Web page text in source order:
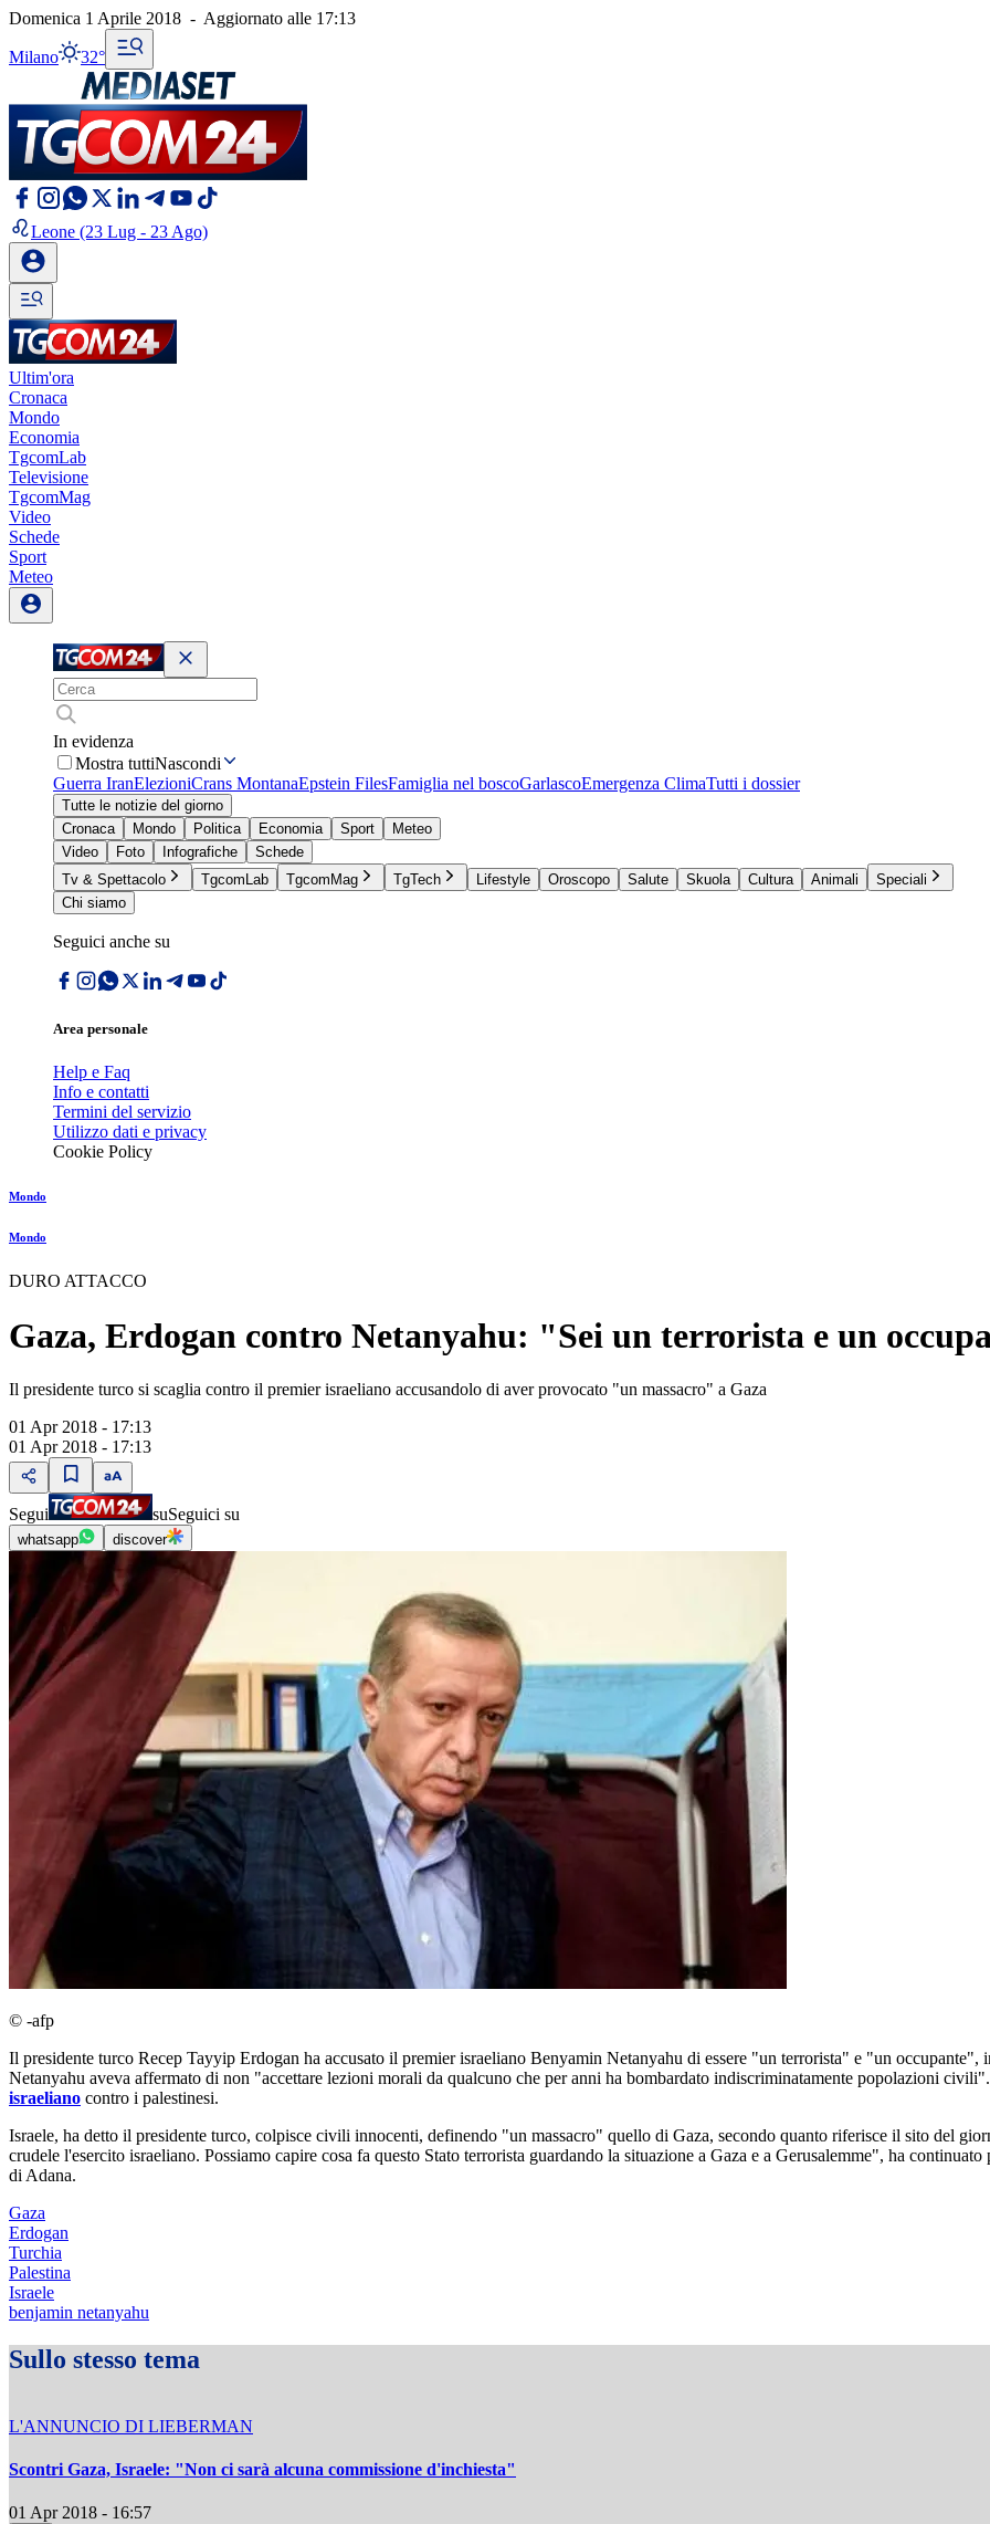
Domenica 1 Aprile 2018 - Aggiornato alle 17:13
Milano 32°
Leone (23 Lug - 23 Ago)
Ultim'ora
Cronaca
Mondo
Economia
TgcomLab
Televisione
TgcomMag
Video
Schede
Sport
Meteo
In evidenza
Mostra tuttiNascondi
Guerra IranElezioniCrans MontanaEpstein FilesFamiglia nel boscoGarlascoEmergenza ClimaTutti i dossier
Tutte le notizie del giorno
Cronaca
Mondo Politica Economia Sport
Meteo
Video
Foto Infografiche
Schede
Tv & Spettacolo
TgcomLab TgcomMag TgTech Lifestyle Oroscopo Salute Skuola Cultura Animali
Speciali
Chi siamo
Seguici anche su
Area personale
Help e Faq
Info e contatti
Termini del servizio
Utilizzo dati e privacy
Cookie Policy
Mondo
Mondo
DURO ATTACCO
Gaza, Erdogan contro Netanyahu: "Sei un terrorista e un
Il presidente turco si scaglia contro il premier israeliano accusandolo di aver provocato "un massacro" a Gaza
01 Apr 2018 - 17:13
01 Apr 2018 - 17:13
Segui suSeguici su
whatsapp discover
© -afp
Il presidente turco Recep Tayyip Erdogan ha accusato il premier israeliano Benyamin Netanyahu di essere "un terrorista" e "un occupante",
Netanyahu aveva affermato di non "accettare lezioni morali da qualcuno che per anni ha bombardato indiscriminatamente popolazioni
israeliano contro i palestinesi.
Israele, ha detto il presidente turco, colpisce civili innocenti, definendo "un massacro" quello di Gaza, secondo quanto riferisce il sito del
crudele l'esercito israeliano. Possiamo capire cosa fa questo Stato terrorista guardando la situazione a Gaza e a Gerusalemme", ha
di Adana.
Gaza
Erdogan
Turchia
Palestina
Israele
benjamin netanyahu
Sullo stesso tema
L'ANNUNCIO DI LIEBERMAN
Scontri Gaza, Israele: "Non ci sarà alcuna commissione d'inchiesta"
01 Apr 2018 - 16:57